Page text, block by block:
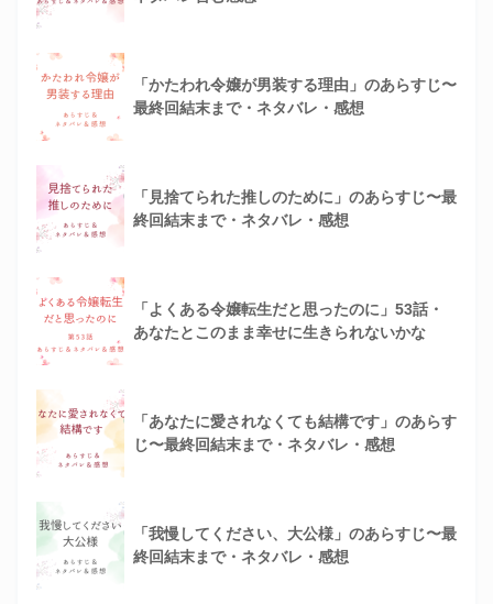
「かたわれ令嬢が男装する理由」のあらすじ〜
最終回結末まで・ネタバレ・感想
「見捨てられた推しのために」のあらすじ〜最
終回結末まで・ネタバレ・感想
「よくある令嬢転生だと思ったのに」53話・
あなたとこのまま幸せに生きられないかな
「あなたに愛されなくても結構です」のあらす
じ〜最終回結末まで・ネタバレ・感想
「我慢してください、大公様」のあらすじ〜最
終回結末まで・ネタバレ・感想